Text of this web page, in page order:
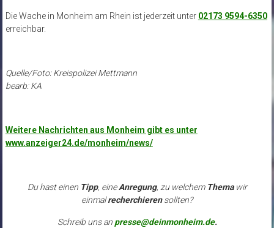
Die Wache in Monheim am Rhein ist jederzeit unter 02173 9594-6350
erreichbar.
Quelle/Foto: Kreispolizei Mettmann
bearb: KA
Weitere Nachrichten aus Monheim gibt es unter
www.anzeiger24.de/monheim/news/
Du hast einen Tipp, eineAnregung, zu welchem Themawir
einmalrecherchierensollten?
Schreib uns anpresse@deinmonheim.de.